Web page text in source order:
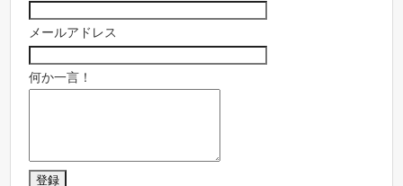
メールアドレス
何か一言！